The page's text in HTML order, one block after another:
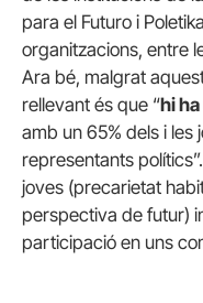
para el Futuro i
organitzacions, entre
Ara bé, malgrat
rellevant és que “hi
amb un 65% dels i
representants
joves (precarietat
perspectiva de futur)
participació en uns